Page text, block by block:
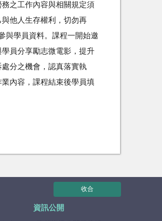
之工作內容與相關規定須
他人生存權利，切勿再
與學員資料。課程一開始邀
員分享勵志微電影，提升
分之機會，認真落實執
內容，課程結束後學員填
收合
資訊公開